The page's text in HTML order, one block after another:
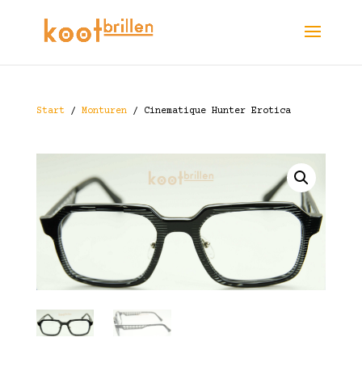
Start/ Monturen/ Cinematique Hunter Erotica